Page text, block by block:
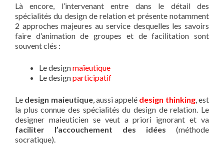
Là encore, l’intervenant entre dans le détail des
spécialités du design de relation et présente notamment
2 approches majeures au service desquelles les savoirs
faire d’animation de groupes et de facilitation sont
souvent clés :
Le designmaïeutique
Le designparticipatif
Le design maieutique, aussi appelé design thinking, est
la plus connue des spécialités du design de relation. Le
designer maieuticien se veut a priori ignorant et va
faciliter l’accouchement des idées (méthode
socratique).